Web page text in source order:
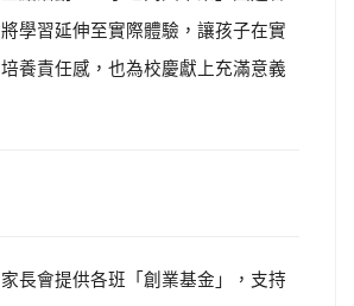
學習延伸至實際體驗，讓孩子在實
養責任感，也為校慶獻上充滿意義
長會提供各班「創業基金」，支持